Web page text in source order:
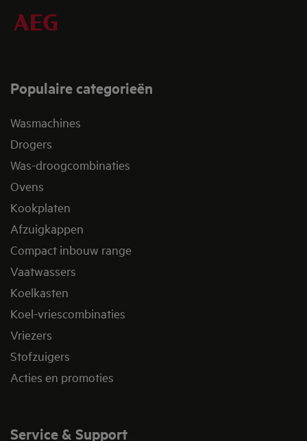
Populaire categorieën
Wasmachines
Drogers
Was-droogcombinaties
Ovens
Kookplaten
Afzuigkappen
Compact inbouw range
Vaatwassers
Koelkasten
Koel-vriescombinaties
Vriezers
Stofzuigers
Acties en promoties
Service & Support